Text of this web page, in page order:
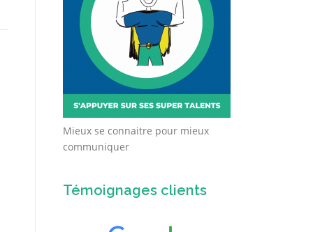
Mieux se connaitre pour mieux
communiquer
Témoignages clients